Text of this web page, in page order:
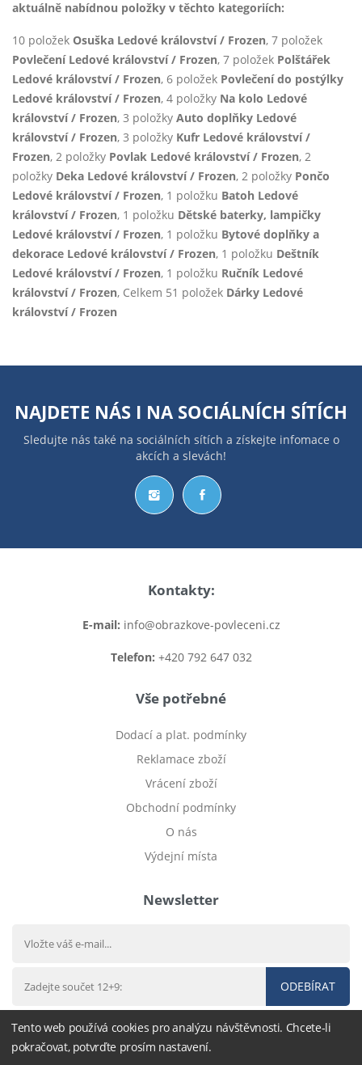
aktuálně nabídnou položky v těchto kategoriích:
10 položek Osuška Ledové království / Frozen, 7 položek
Povlečení Ledové království / Frozen, 7 položek Polštářek
Ledové království / Frozen, 6 položek Povlečení do postýlky
Ledové království / Frozen, 4 položky Na kolo Ledové
království / Frozen, 3 položky Auto doplňky Ledové
království / Frozen, 3 položky Kufr Ledové království /
Frozen, 2 položky Povlak Ledové království / Frozen, 2
položky Deka Ledové království / Frozen, 2 položky Pončo
Ledové království / Frozen, 1 položku Batoh Ledové
království / Frozen, 1 položku Dětské baterky, lampičky
Ledové království / Frozen, 1 položku Bytové doplňky a
dekorace Ledové království / Frozen, 1 položku Deštník
Ledové království / Frozen, 1 položku Ručník Ledové
království / Frozen, Celkem 51 položek Dárky Ledové
království / Frozen
NAJDETE NÁS I NA SOCIÁLNÍCH SÍTÍCH
Sledujte nás také na sociálních sítích a získejte infomace o
akcích a slevách!
Kontakty:
E-mail: info@obrazkove-povleceni.cz
Telefon: +420 792 647 032
Vše potřebné
Dodací a plat. podmínky
Reklamace zboží
Vrácení zboží
Obchodní podmínky
O nás
Výdejní místa
Newsletter
ODEBÍRAT
Tento web používá cookies pro analýzu návštěvnosti. Chcete-li
pokračovat, potvrďte prosím nastavení.